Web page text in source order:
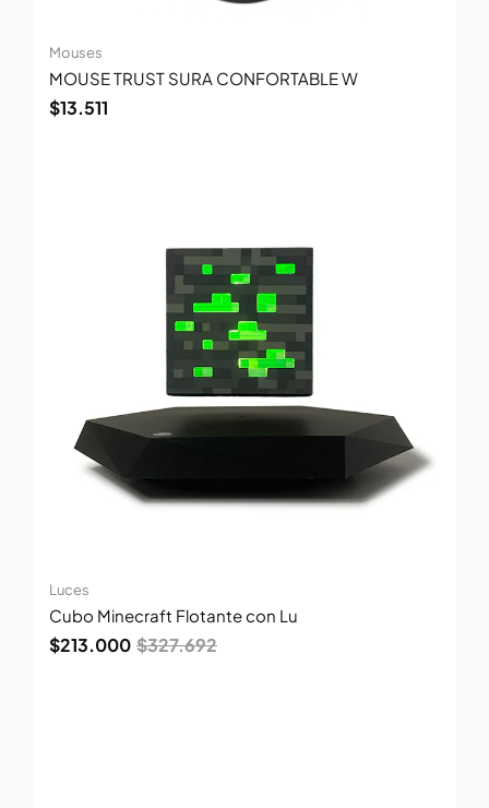
Mouses
MOUSE TRUST SURA CONFORTABLE W
$13.511
Luces
Cubo Minecraft Flotante con Lu
$327.692
$213.000